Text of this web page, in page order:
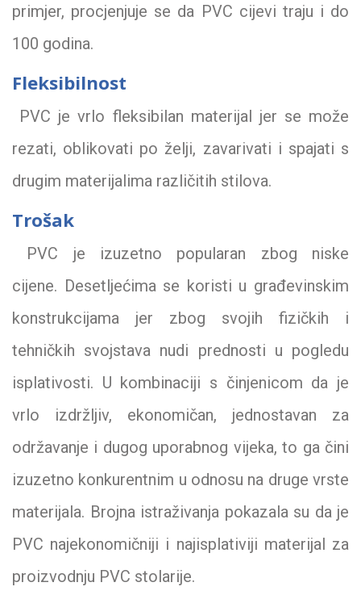
primjer, procjenjuje se da PVC cijevi traju i do
100 godina.
Fleksibilnost
PVC je vrlo fleksibilan materijal jer se može
rezati, oblikovati po želji, zavarivati ​​i spajati s
drugim materijalima različitih stilova.
Trošak
PVC je izuzetno popularan zbog niske
cijene. Desetljećima se koristi u građevinskim
konstrukcijama jer zbog svojih fizičkih i
tehničkih svojstava nudi prednosti u pogledu
isplativosti. U kombinaciji s činjenicom da je
vrlo izdržljiv, ekonomičan, jednostavan za
održavanje i dugog uporabnog vijeka, to ga čini
izuzetno konkurentnim u odnosu na druge vrste
materijala. Brojna istraživanja pokazala su da je
PVC najekonomičniji i najisplativiji materijal za
proizvodnju PVC stolarije.